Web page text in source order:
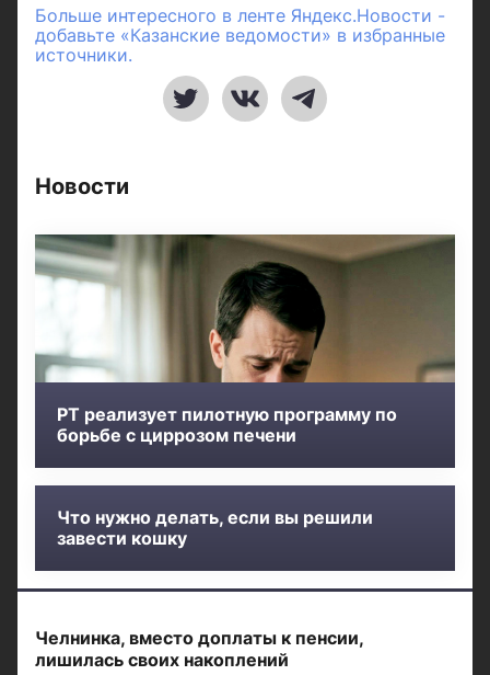
Больше интересного в ленте Яндекс.Новости -
добавьте «Казанские ведомости» в избранные
источники.
Новости
РТ реализует пилотную программу по
борьбе с циррозом печени
Что нужно делать, если вы решили
завести кошку
Челнинка, вместо доплаты к пенсии,
лишилась своих накоплений